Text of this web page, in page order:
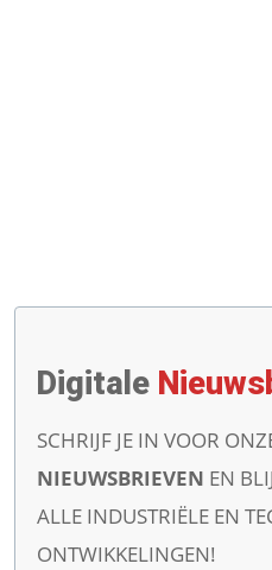
Digitale
SCHRIJF JE IN VOOR
NIEUWSBRIEVEN EN
ALLE INDUSTRIËLE EN
ONTWIKKELINGEN!